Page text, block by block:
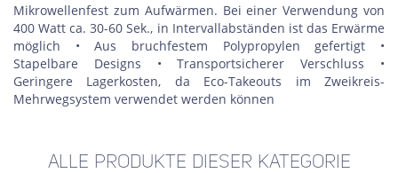
Mikrowellenfest zum Aufwärmen. Bei einer Verwendung von
400 Watt ca. 30-60 Sek., in Intervallabständen ist das Erwärme
möglich • Aus bruchfestem Polypropylen gefertigt •
Stapelbare Designs • Transportsicherer Verschluss •
Geringere Lagerkosten, da Eco-Takeouts im Zweikreis-
Mehrwegsystem verwendet werden können
ALLE PRODUKTE DIESER KATEGORIE